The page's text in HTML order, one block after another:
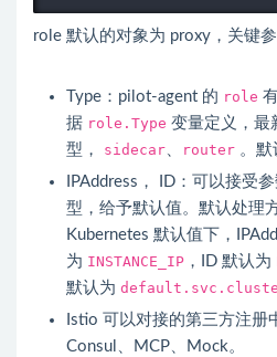
role 默认的对象为 proxy，关键参
Type： pilot-agent 的 role
据 role.Type 变量定义，最
型， sidecar router 。默
IPAddress， ID：可以接受
型，给予默认值。默认处理
Kubernetes 默认值下，
为 INSTANCE_IP ，ID 默认为
默认为
Istio 可以对接的第三方注册
Consul、MCP、Mock。